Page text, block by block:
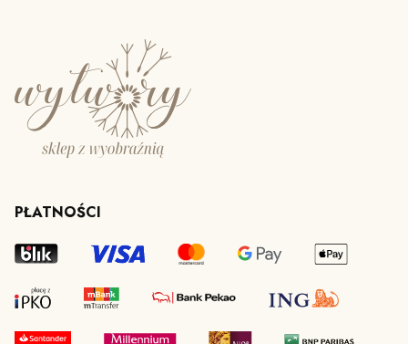
PŁATNOŚCI